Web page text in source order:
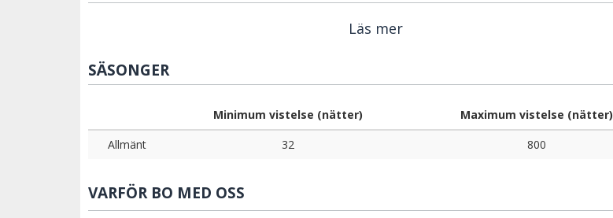
Läs mer
SÄSONGER
Minimum vistelse (nätter)
Maximum vistelse (nätter)
Allmänt
32 800
VARFÖR BO MED OSS